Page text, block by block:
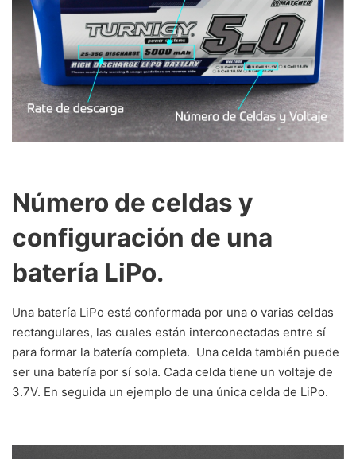
Número de celdas y
configuración de una
batería LiPo.
Una batería LiPo está conformada por una o varias celdas
rectangulares, las cuales están interconectadas entre sí
para formar la batería completa. Una celda también puede
ser una batería por sí sola. Cada celda tiene un voltaje de
3.7V. En seguida un ejemplo de una única celda de LiPo.